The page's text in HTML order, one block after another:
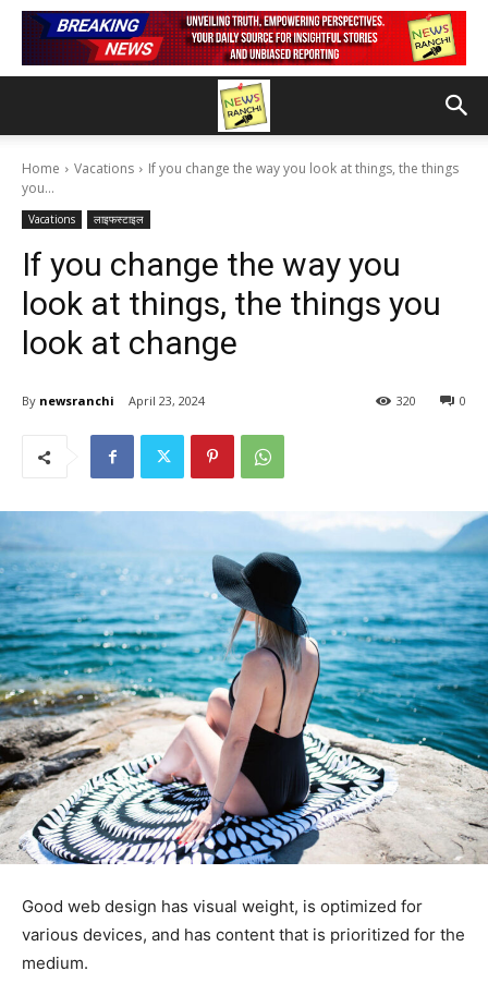
Home Vacations
If you change the way you look at things, the things
you...
Vacations लाइफस्टाइल
If you change the way you
look at things, the things you
look at change
By newsranchi April 23, 2024 0
320
Good web design has visual weight, is optimized for
various devices, and has content that is prioritized for the
medium.